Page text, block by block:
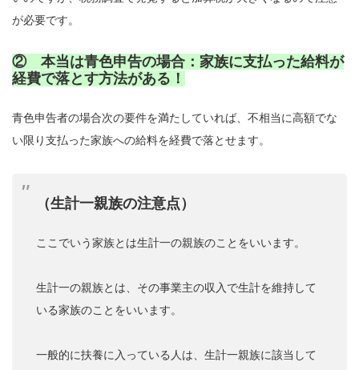
が必要です。
② 本当は青色申告の場合：家族に支払った給料が
経費で落とす方法がある！
青色申告者の場合次の要件を満たしていれば、不相当に高額でな
い限り支払った家族への給料を経費で落とせます。
（生計一親族の注意点）
ここでいう家族とは生計一の親族のことをいいます。
生計一の親族とは、その事業主の収入で生計を維持して
いる家族のことをいいます。
一般的に扶養に入っている人は、生計一親族に該当して